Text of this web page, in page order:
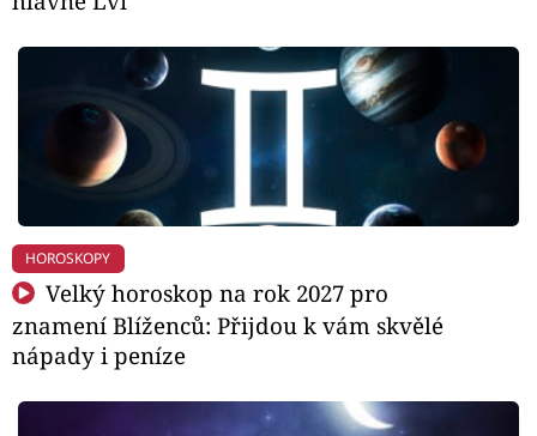
HOROSKOPY
Velký horoskop na rok 2027 pro
znamení Blíženců: Přijdou k vám skvělé
nápady i peníze